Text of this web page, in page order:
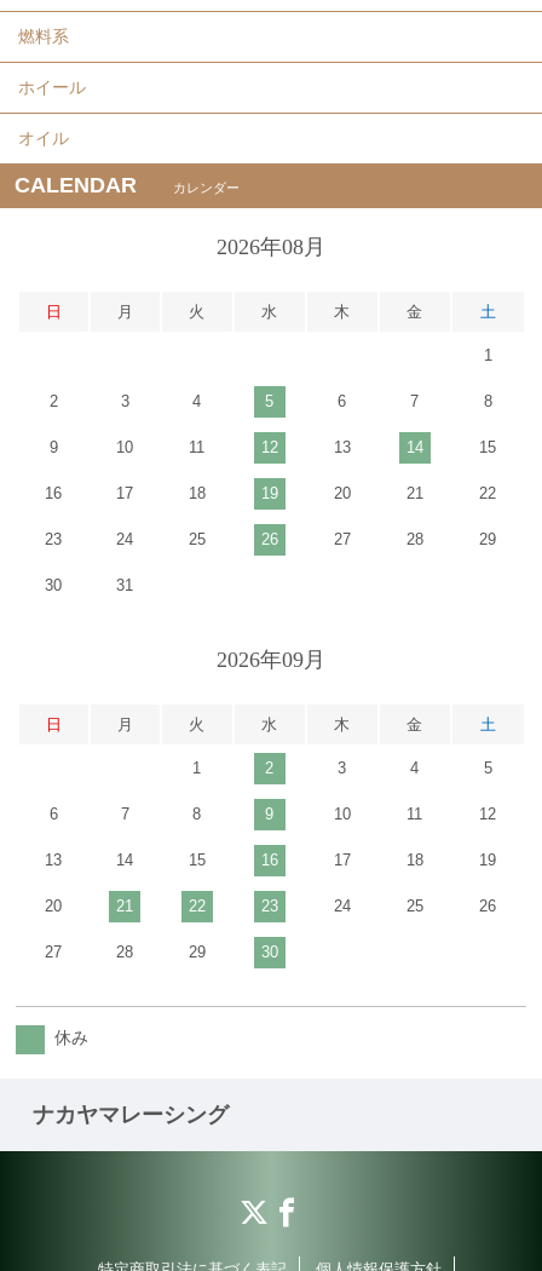
燃料系
ホイール
オイル
CALENDAR カレンダー
2026年08月
日 月 火 水 木 金 土
1
2 3 4 5 6 7 8
9 10 11 12 13 14 15
16 17 18 19 20 21 22
23 24 25 26 27 28 29
30 31
2026年09月
日 月 火 水 木 金 土
1 2 3 4 5
6 7 8 9 10 11 12
13 14 15 16 17 18 19
20 21 22 23 24 25 26
27 28 29 30
休み
ナカヤマレーシング